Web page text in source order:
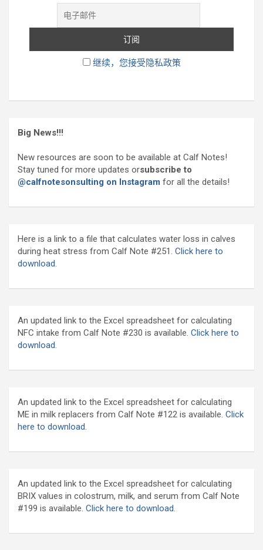
继续，您接受隐私政策
Big News!!!
New resources are soon to be available at Calf Notes!
Stay tuned for more updates orsubscribe to
@calfnotesonsulting on Instagram for all the details!
Here is a link to a file that calculates water loss in calves
during heat stress from Calf Note #251. Click here to
download.
An updated link to the Excel spreadsheet for calculating
NFC intake from Calf Note #230 is available. Click here to
download.
An updated link to the Excel spreadsheet for calculating
ME in milk replacers from Calf Note #122 is available. Click
here to download.
An updated link to the Excel spreadsheet for calculating
BRIX values in colostrum, milk, and serum from Calf Note
#199 is available. Click here to download.